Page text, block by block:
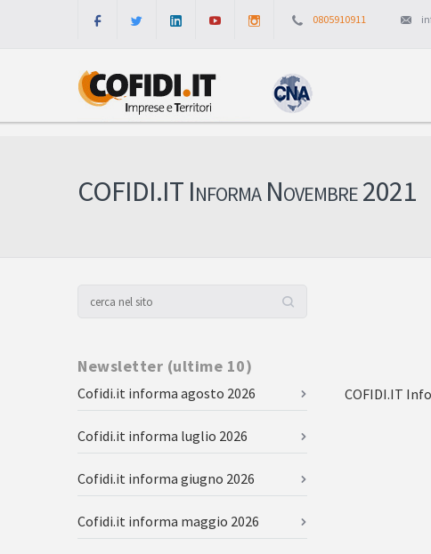
0805910911
COFIDI.IT Informa Novembre 2021
COFIDI.IT
Newsletter (ultime 10)
Cofidi.it informa agosto 2026
Cofidi.it informa luglio 2026
Cofidi.it informa giugno 2026
Cofidi.it informa maggio 2026